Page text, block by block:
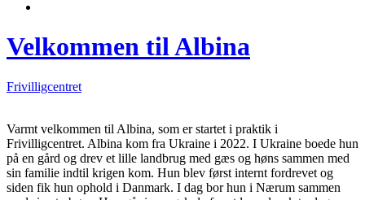
Velkommen til Albina
Frivilligcentret
Varmt velkommen til Albina, som er startet i praktik i
Frivilligcentret. Albina kom fra Ukraine i 2022. I Ukraine boede hun
på en gård og drev et lille landbrug med gæs og høns sammen med
sin familie indtil krigen kom. Hun blev først internt fordrevet og
siden fik hun ophold i Danmark. I dag bor hun i Nærum sammen